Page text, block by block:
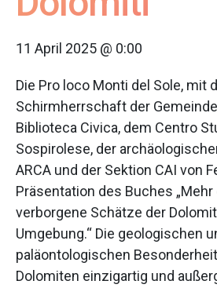
11 April 2025 @ 0:00
Die Pro loco Monti del Sole, mit
Schirmherrschaft der
Biblioteca Civica, dem Centro
Sospirolese, der
ARCA und der Sektion CAI von
Präsentation des Buches
verborgene Schätze der
Umgebung.“ Die geologischen
paläontologischen
Dolomiten einzigartig und